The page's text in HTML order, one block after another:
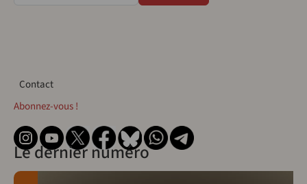
Contact
Contact
Abonnez-vous !
Le dernier numéro